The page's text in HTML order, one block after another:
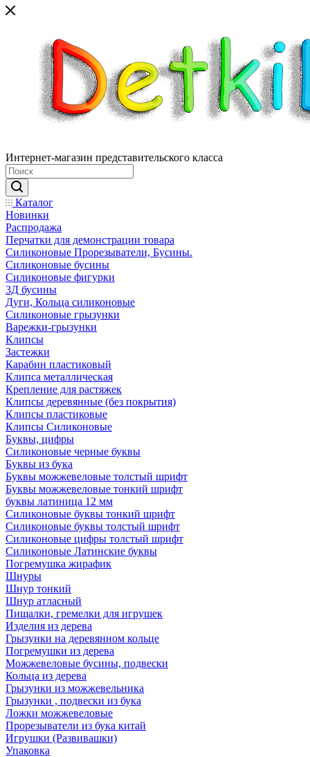
Интернет-магазин представительского класса
Каталог
Новинки
Распродажа
Перчатки для демонстрации товара
Силиконовые Прорезыватели, Бусины.
Силиконовые бусины
Силиконовые фигурки
3Д бусины
Дуги, Кольца силиконовые
Силиконовые грызунки
Варежки-грызунки
Клипсы
Застежки
Карабин пластиковый
Клипса металлическая
Крепление для растяжек
Клипсы деревянные (без покрытия)
Клипсы пластиковые
Клипсы Силиконовые
Буквы, цифры
Силиконовые черные буквы
Буквы из бука
Буквы можжевеловые толстый шрифт
Буквы можжевеловые тонкий шрифт
буквы латиница 12 мм
Силиконовые буквы тонкий шрифт
Силиконовые буквы толстый шрифт
Силиконовые цифры толстый шрифт
Силиконовые Латинские буквы
Погремушка жирафик
Шнуры
Шнур тонкий
Шнур атласный
Пищалки, гремелки для игрушек
Изделия из дерева
Грызунки на деревянном кольце
Погремушки из дерева
Можжевеловые бусины, подвески
Кольца из дерева
Грызунки из можжевельника
Грызунки , подвески из бука
Ложки можжевеловые
Прорезыватели из бука китай
Игрушки (Развивашки)
Упаковка